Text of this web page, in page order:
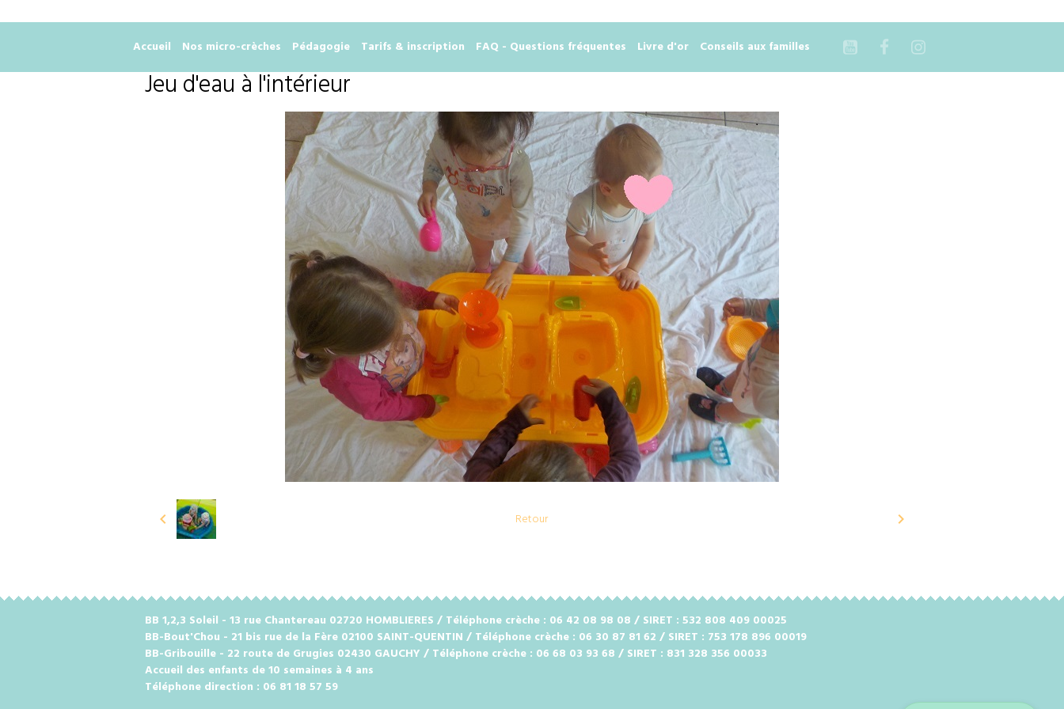
Accueil Nos micro-crèches Pédagogie Tarifs & inscription FAQ - Questions fréquentes Livre d'or Conseils aux familles
Jeu d'eau à l'intérieur
Retour
BB 1,2,3 Soleil - 13 rue Chantereau 02720 HOMBLIERES / Téléphone crèche : 06 42 08 98 08 / SIRET : 532 808 409 00025
BB-Bout'Chou - 21 bis rue de la Fère 02100 SAINT-QUENTIN / Téléphone crèche : 06 30 87 81 62 / SIRET : 753 178 896 00019
BB-Gribouille - 22 route de Grugies 02430 GAUCHY / Téléphone crèche : 06 68 03 93 68 / SIRET : 831 328 356 00033
Accueil des enfants de 10 semaines à 4 ans
Téléphone direction : 06 81 18 57 59